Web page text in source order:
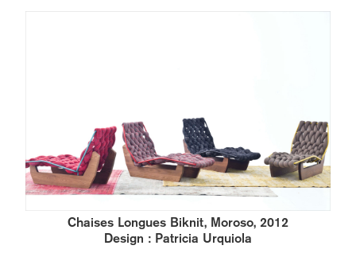
Chaises Longues Biknit, Moroso, 2012
Design : Patricia Urquiola